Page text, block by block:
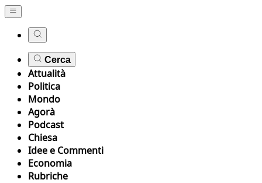
Cerca
Attualità
Politica
Mondo
Agorà
Podcast
Chiesa
Idee e Commenti
Economia
Rubriche